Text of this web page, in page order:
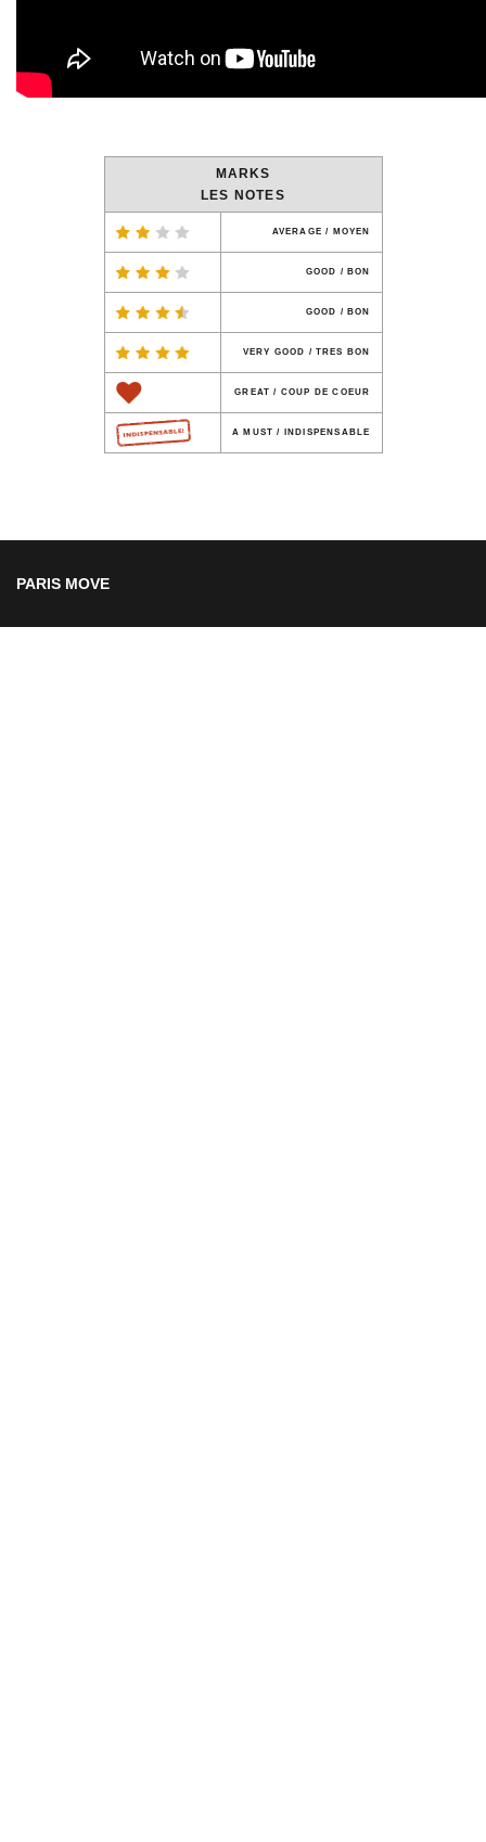
MARKS
LES NOTES
AVERAGE / MOYEN
GOOD / BON
GOOD / BON
VERY GOOD / TRES BON
GREAT / COUP DE COEUR
A MUST / INDISPENSABLE
PARIS MOVE